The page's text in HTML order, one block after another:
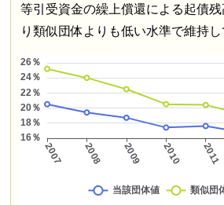
等引受資金の繰上償還による起債
り類似団体よりも低い水準で維持し